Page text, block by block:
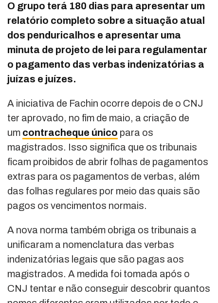
O grupo terá 180 dias para apresentar um
relatório completo sobre a situação atual
dos penduricalhos e apresentar uma
minuta de projeto de lei para regulamentar
o pagamento das verbas indenizatórias a
juízas e juízes.
A iniciativa de Fachin ocorre depois de o CNJ
ter aprovado, no fim de maio, a criação de
um contracheque único para os
magistrados. Isso significa que os tribunais
ficam proibidos de abrir folhas de pagamentos
extras para os pagamentos de verbas, além
das folhas regulares por meio das quais são
pagos os vencimentos normais.
A nova norma também obriga os tribunais a
unificaram a nomenclatura das verbas
indenizatórias legais que são pagas aos
magistrados. A medida foi tomada após o
CNJ tentar e não conseguir descobrir quantos